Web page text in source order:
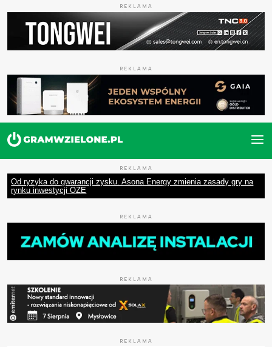
REKLAMA
REKLAMA
REKLAMA
Od ryzyka do gwarancji zysku. Asona Energy zmienia zasady gry na
rynku inwestycji OZE
REKLAMA
REKLAMA
REKLAMA